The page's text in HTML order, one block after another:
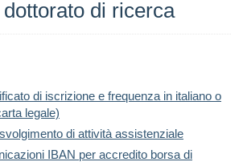
di ricerca
di iscrizione e frequenza in italiano o
legale)
di attività assistenziale
IBAN per accredito borsa di